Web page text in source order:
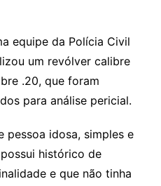
equipe da Polícia Civil
um revólver calibre
.20, que foram
para análise pericial.
pessoa idosa, simples e
histórico de
e que não tinha